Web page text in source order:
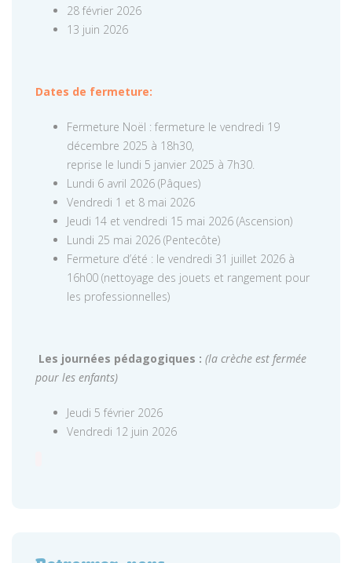
28 février 2026
13 juin 2026
Dates de fermeture:
Fermeture Noël : fermeture le vendredi 19
décembre 2025 à 18h30,
reprise le lundi 5 janvier 2025 à 7h30.
Lundi 6 avril 2026 (Pâques)
Vendredi 1 et 8 mai 2026
Jeudi 14 et vendredi 15 mai 2026 (Ascension)
Lundi 25 mai 2026 (Pentecôte)
Fermeture d’été : le vendredi 31 juillet 2026 à
16h00 (nettoyage des jouets et rangement pour
les professionnelles)
Les journées pédagogiques : (la crèche est fermée
pour les enfants)
Jeudi 5 février 2026
Vendredi 12 juin 2026